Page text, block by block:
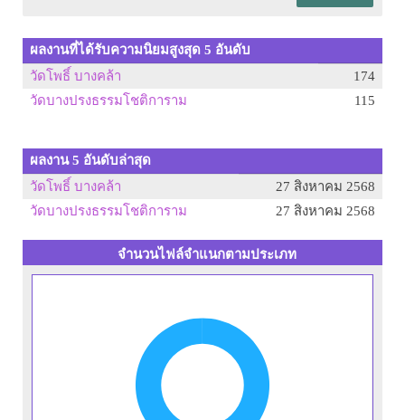
ผลงานที่ได้รับความนิยมสูงสุด 5 อันดับ
วัดโพธิ์ บางคล้า
174
วัดบางปรงธรรมโชติการาม
115
ผลงาน 5 อันดับล่าสุด
วัดโพธิ์ บางคล้า
27 สิงหาคม 2568
วัดบางปรงธรรมโชติการาม
27 สิงหาคม 2568
จำนวนไฟล์จำแนกตามประเภท